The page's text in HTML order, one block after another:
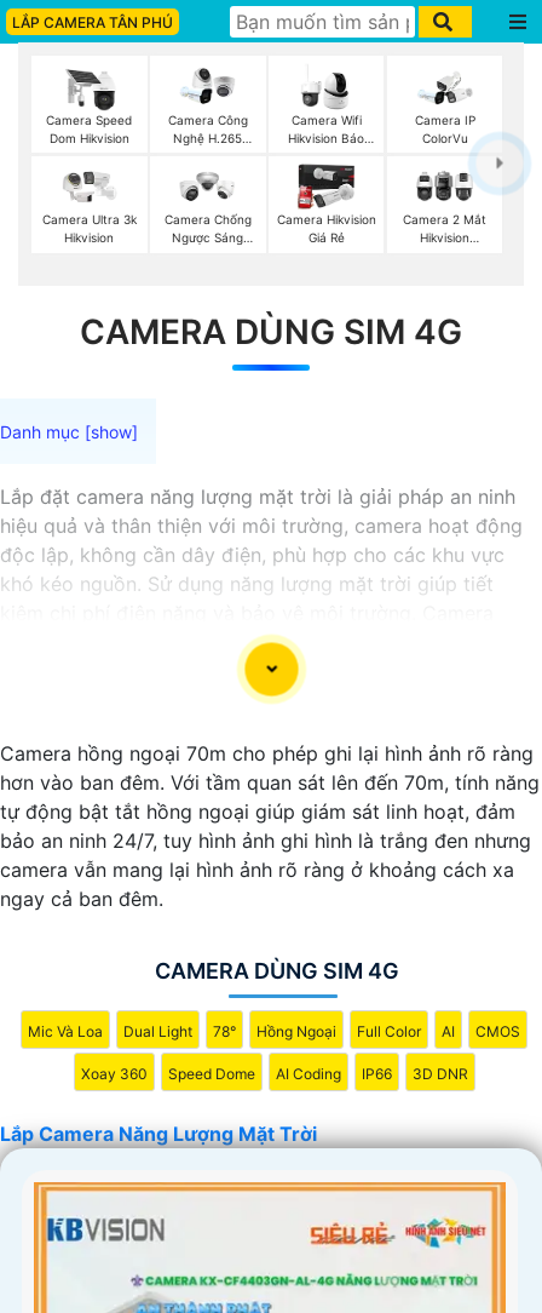
LẮP CAMERA TÂN PHÚ
Camera Speed
Dom Hikvision
Camera Công
Nghệ H.265
Camera Wifi
Hikvision Báo
Camera IP
ColorVu
Camera Ultra 3k
Hikvision
Camera Chống
Ngược Sáng
Camera Hikvision
Giá Rẻ
Camera 2 Mắt
Hikvision
CAMERA DÙNG SIM 4G
Lắp đặt camera năng lượng mặt trời là giải pháp an ninh
hiệu quả và thân thiện với môi trường, camera hoạt động
độc lập, không cần dây điện, phù hợp cho các khu vực
khó kéo nguồn. Sử dụng năng lượng mặt trời giúp tiết
được trang bị các tính năng Thông Minh như ghi hình Full
HD, quan sát ban đêm và phát hiện chuyển động. Đây là
lựa chọn lý tưởng để giám sát an ninh tại nhà ở, công
Camera hồng ngoại 70m cho phép ghi lại hình ảnh rõ ràng
hơn vào ban đêm. Với tầm quan sát lên đến 70m, tính năng
tự động bật tắt hồng ngoại giúp giám sát linh hoạt, đảm
bảo an ninh 24/7, tuy hình ảnh ghi hình là trắng đen nhưng
camera vẫn mang lại hình ảnh rõ ràng ở khoảng cách xa
ngay cả ban đêm.
CAMERA DÙNG SIM 4G
Mic Và Loa Dual Light 78° Hồng Ngoại Full Color AI CMOS
Xoay 360 Speed Dome AI Coding IP66 3D DNR
Lắp Camera Năng Lượng Mặt Trời